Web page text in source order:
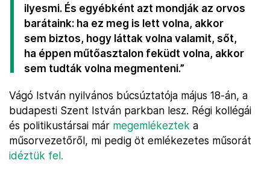
ilyesmi. És egyébként azt mondják az orvos
barátaink: ha ez meg is lett volna, akkor
sem biztos, hogy láttak volna valamit, sőt,
ha éppen műtőasztalon feküdt volna, akkor
sem tudták volna megmenteni.”
Vágó István nyilvános búcsúztatója május 18-án, a
budapesti Szent István parkban lesz. Régi kollégái
és politikustársai már megemlékeztek a
műsorvezetőről, mi pedig öt emlékezetes műsorát
idéztük fel.